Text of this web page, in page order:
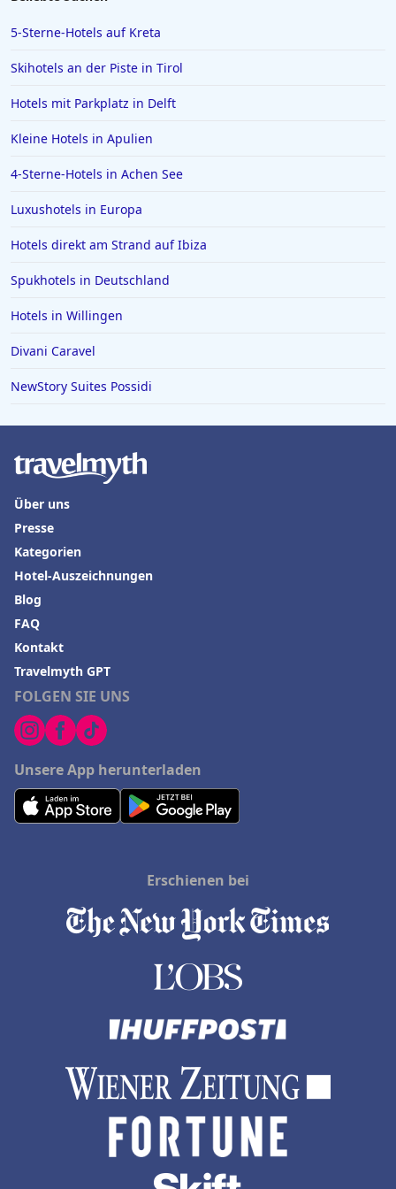
Hotels in Obertauern
Hotels in Suhl
Hotels in Papenburg
Hotels in der Eifel
Hotels in Filderstadt
Hotels in Lingen (Ems)
Hotels in Boblingen
5-Sterne-Hotels auf Kreta
Skihotels an der Piste in Tirol
Hotels mit Parkplatz in Delft
Kleine Hotels in Apulien
4-Sterne-Hotels in Achen See
Luxushotels in Europa
Hotels direkt am Strand auf Ibiza
Spukhotels in Deutschland
Hotels in Willingen
Divani Caravel
NewStory Suites Possidi
FOLGEN SIE UNS
Unsere App herunterladen
Über uns
Presse
Kategorien
Hotel-Auszeichnungen
Blog
FAQ
Kontakt
Travelmyth GPT
Erschienen bei